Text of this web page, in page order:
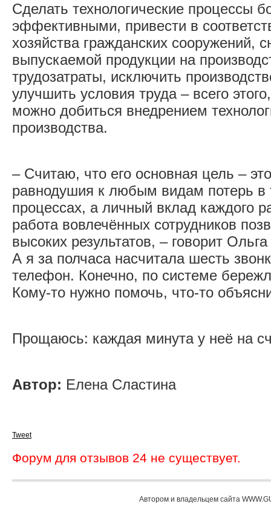
Сделать технологические процессы
эффективными, привести в
хозяйства гражданских сооружений,
выпускаемой продукции на
трудозатраты, исключить
улучшить условия труда – всего
можно добиться внедрением
производства.
– Считаю, что его основная цель –
равнодушия к любым видам потерь в
процессах, а личный вклад каждого
работа вовлечённых сотрудников
высоких результатов, – говорит
А я за полчаса насчитала шесть
телефон. Конечно, по системе
Кому-то нужно помочь, что-то
Прощаюсь: каждая минута у неё на
Автор: Елена Сластина
Tweet
Форум для отзывов 24 не существует.
Автором и владельцем сайта